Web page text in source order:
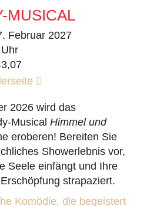
MUSICAL
Februar 2027
2026 wird das
Musical Himmel und
eroberen! Bereiten Sie
Showerlebnis vor,
Seele einfängt und Ihre
strapaziert.
Komödie, die begeistert